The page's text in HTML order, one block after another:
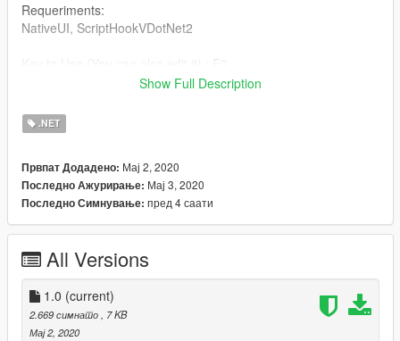
Requeriments:
NativeUI, ScriptHookVDotNet2
PD: You should enable the Bus Mission first, and later use this
Show Full Description
.NET
Првпат Додадено: Мај 2, 2020
Последно Ажурирање: Мај 3, 2020
Последно Симнување: пред 4 саати
All Versions
1.0 (current)
2.669 симнато, 7 KB
Мај 2, 2020